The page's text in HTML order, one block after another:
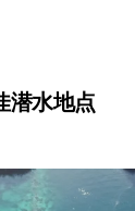
潜水地点